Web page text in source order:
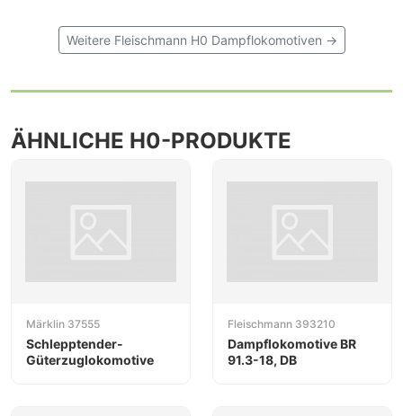
Weitere Fleischmann H0 Dampflokomotiven →
ÄHNLICHE H0-PRODUKTE
Märklin 37555
Schlepptender-
Güterzuglokomotive
Fleischmann 393210
Dampflokomotive BR
91.3-18, DB